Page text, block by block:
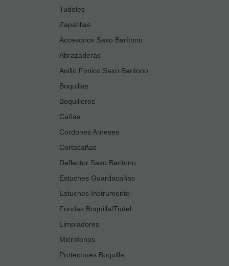
Tudeles
Zapatillas
Accesorios Saxo Barítono
Abrazaderas
Anillo Fonico Saxo Baritono
Boquillas
Boquilleros
Cañas
Cordones Arneses
Cortacañas
Deflector Saxo Baritono
Estuches Guardacañas
Estuches Instrumento
Fundas Boquilla/Tudel
Limpiadores
Microfonos
Protectores Boquilla